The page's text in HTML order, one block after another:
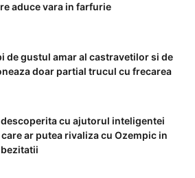
aduce vara in farfurie
de gustul amar al castravetilor si de
doar partial trucul cu frecarea
cu ajutorul inteligentei
ar putea rivaliza cu Ozempic in